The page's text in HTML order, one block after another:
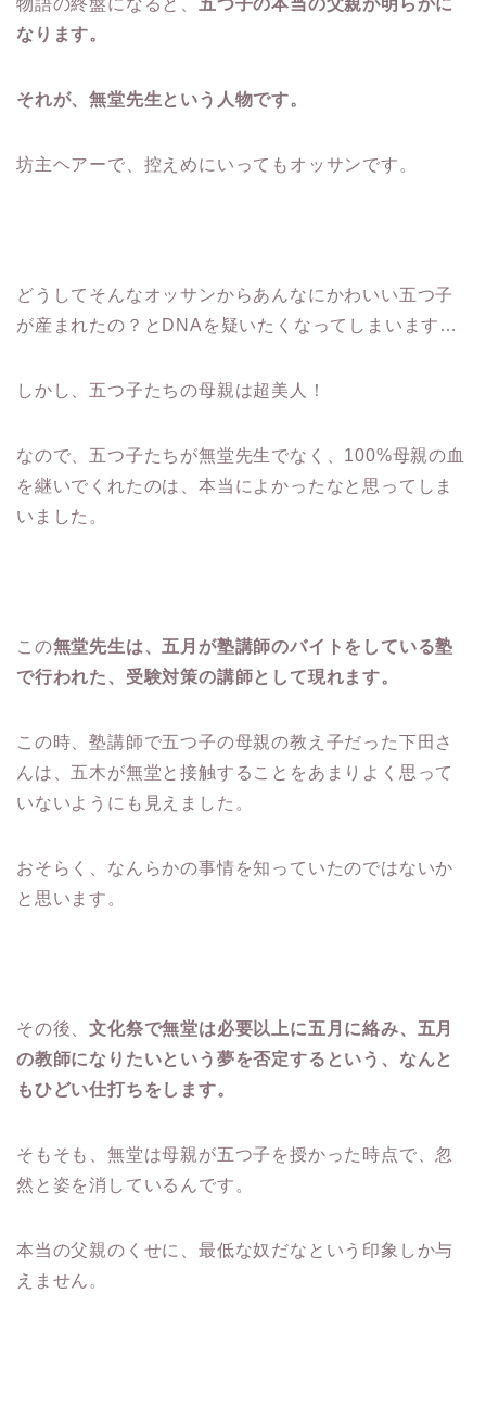
なります。
それが、無堂先生という人物です。
坊主ヘアーで、控えめにいってもオッサンです。
どうしてそんなオッサンからあんなにかわいい五つ子
が産まれたの？とDNAを疑いたくなってしまいます…
しかし、五つ子たちの母親は超美人！
なので、五つ子たちが無堂先生でなく、100%母親の血
を継いでくれたのは、本当によかったなと思ってしま
いました。
この無堂先生は、五月が塾講師のバイトをしている塾
で行われた、受験対策の講師として現れます。
この時、塾講師で五つ子の母親の教え子だった下田さ
んは、五木が無堂と接触することをあまりよく思って
いないようにも見えました。
おそらく、なんらかの事情を知っていたのではないか
と思います。
その後、文化祭で無堂は必要以上に五月に絡み、五月
の教師になりたいという夢を否定するという、なんと
もひどい仕打ちをします。
そもそも、無堂は母親が五つ子を授かった時点で、忽
然と姿を消しているんです。
本当の父親のくせに、最低な奴だなという印象しか与
えません。